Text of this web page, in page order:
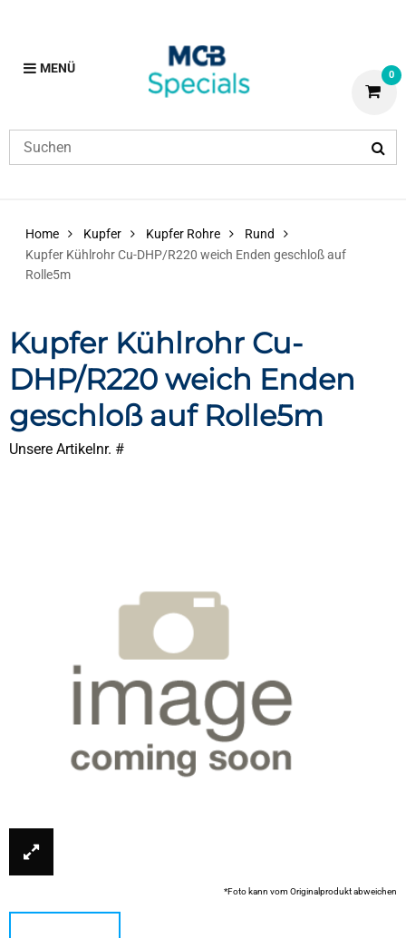
MENÜ 0
Home Kupfer Kupfer Rohre
Rund
Kupfer Kühlrohr Cu-DHP/R220 weich Enden geschloß auf
Rolle5m
Kupfer Kühlrohr Cu-
DHP/R220 weich Enden
geschloß auf Rolle5m
Unsere Artikelnr. #
*Foto kann vom Originalprodukt abweichen